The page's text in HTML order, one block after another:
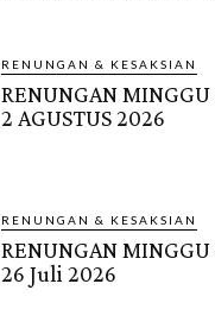
RENUNGAN & KESAKSIAN
RENUNGAN MINGGU
2 AGUSTUS 2026
RENUNGAN & KESAKSIAN
RENUNGAN MINGGU
26 Juli 2026